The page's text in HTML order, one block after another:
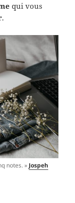
qui vous
.
notes. » Jospeh